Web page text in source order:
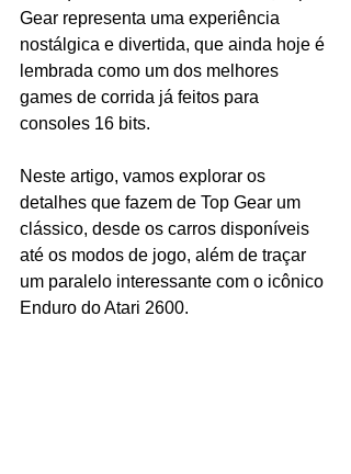
Gear representa uma experiência
nostálgica e divertida, que ainda hoje é
lembrada como um dos melhores
games de corrida já feitos para
consoles 16 bits.
Neste artigo, vamos explorar os
detalhes que fazem de Top Gear um
clássico, desde os carros disponíveis
até os modos de jogo, além de traçar
um paralelo interessante com o icônico
Enduro do Atari 2600.